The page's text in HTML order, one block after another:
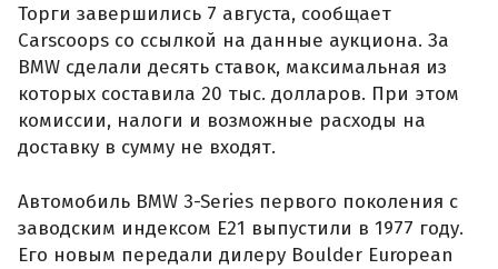
Торги завершились 7 августа, сообщает
Carscoops со ссылкой на данные аукциона. За
BMW сделали десять ставок, максимальная из
которых составила 20 тыс. долларов. При этом
комиссии, налоги и возможные расходы на
доставку в сумму не входят.
Автомобиль BMW 3-Series первого поколения с
заводским индексом E21 выпустили в 1977 году.
Его новым передали дилеру Boulder European